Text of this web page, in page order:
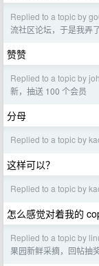
Replied to a topic by
流社区论坛，于是我弄了
赞赞
Replied to a topic by
新，抽送 100 个会员
分母
Replied to a topic by
这样可以？
Replied to a topic by
怎么感觉对着我的
Replied to a topic by
果园新鲜采摘，回帖抽